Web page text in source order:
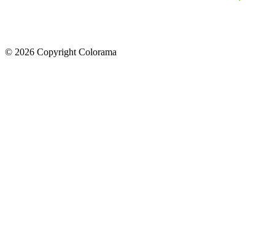
© 2026 Copyright Colorama